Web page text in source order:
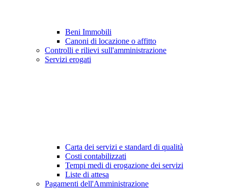
Beni Immobili
Canoni di locazione o affitto
Controlli e rilievi sull'amministrazione
Servizi erogati
Carta dei servizi e standard di qualità
Costi contabilizzati
Tempi medi di erogazione dei servizi
Liste di attesa
Pagamenti dell'Amministrazione